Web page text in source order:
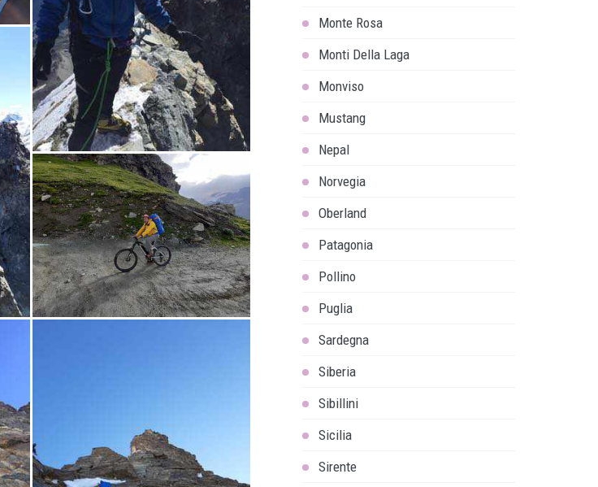
Monte Rosa
Monti Della Laga
Monviso
Mustang
Nepal
Norvegia
Oberland
Patagonia
Pollino
Puglia
Sardegna
Siberia
Sibillini
Sicilia
Sirente